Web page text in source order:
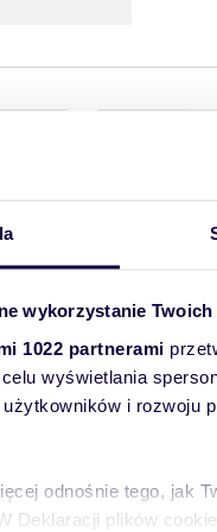
wykorzystanie Twoich
1022 partnerami
wyświetlania
i rozwoju
odnośnie tego, jak
W Deklaracji plików
przelotowej -
zjazdem z drogi